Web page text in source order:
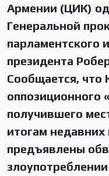
Армении (ЦИК)
Генеральной
парламентского
президента
Сообщается, что
оппозиционного
получившего
итогам
предъявлены